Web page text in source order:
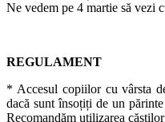
Ne vedem pe 4 martie să vezi
REGULAMENT
* Accesul copiilor cu vârsta
dacă sunt însoțiți de un
Recomandăm utilizarea